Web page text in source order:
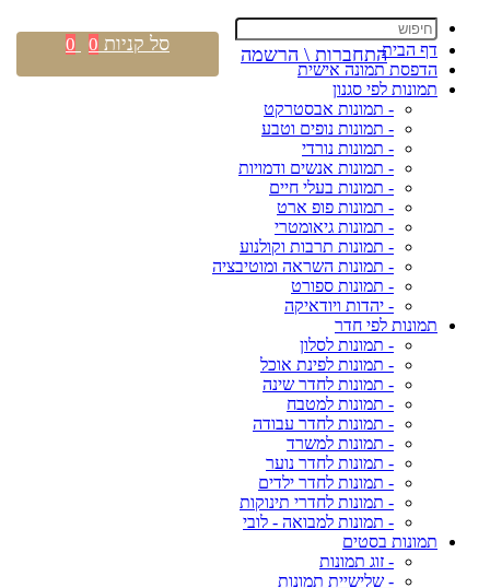
דף הבית
הדפסת תמונה אישית
תמונות לפי סגנון
- תמונות אבסטרקט
- תמונות נופים וטבע
- תמונות נורדי
- תמונות אנשים ודמויות
- תמונות בעלי חיים
- תמונות פופ ארט
- תמונות גיאומטרי
- תמונות תרבות וקולנוע
- תמונות השראה ומוטיבציה
- תמונות ספורט
- יהדות ויודאיקה
תמונות לפי חדר
- תמונות לסלון
- תמונות לפינת אוכל
- תמונות לחדר שינה
- תמונות למטבח
- תמונות לחדר עבודה
- תמונות למשרד
- תמונות לחדר נוער
- תמונות לחדר ילדים
- תמונות לחדרי תינוקות
- תמונות למבואה - לובי
תמונות בסטים
- זוג תמונות
- שלישיית תמונות
התחברות \ הרשמה סל קניות 0
0